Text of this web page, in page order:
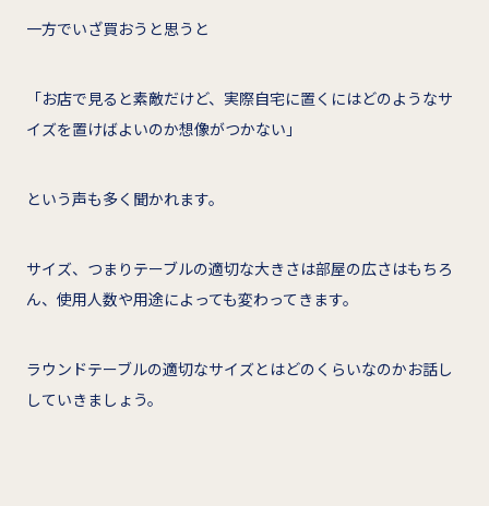
一方でいざ買おうと思うと
「お店で見ると素敵だけど、実際自宅に置くにはどのようなサ
イズを置けばよいのか想像がつかない」
という声も多く聞かれます。
サイズ、つまりテーブルの適切な大きさは部屋の広さはもちろ
ん、使用人数や用途によっても変わってきます。
ラウンドテーブルの適切なサイズとはどのくらいなのかお話し
していきましょう。